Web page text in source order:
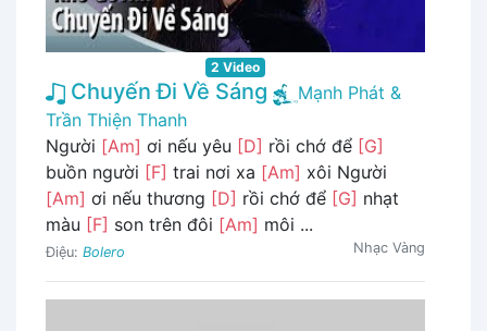
2 Video
Chuyến Đi Về Sáng
Mạnh Phát &
Trần Thiện Thanh
Người [Am] ơi nếu yêu [D] rồi chớ để [G]
buồn người [F] trai nơi xa [Am] xôi Người
[Am] ơi nếu thương [D] rồi chớ để [G] nhạt
màu [F] son trên đôi [Am] môi ...
Điệu: Bolero Nhạc Vàng